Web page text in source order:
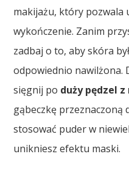
makijażu, który pozwala
wykończenie. Zanim
zadbaj o to, aby skóra
odpowiednio nawilżona.
sięgnij po duży pędzel
gąbeczkę przeznaczoną
stosować puder w
unikniesz efektu maski.